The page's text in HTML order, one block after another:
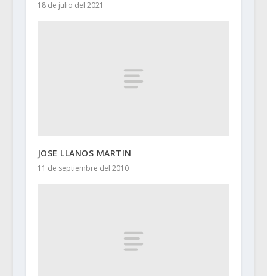
18 de julio del 2021
JOSE LLANOS MARTIN
11 de septiembre del 2010